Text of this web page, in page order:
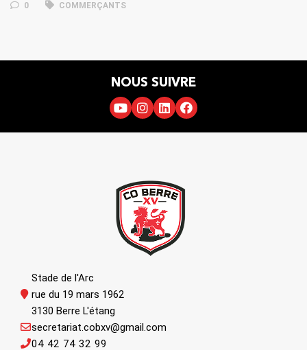
0 COMMERÇANTS
NOUS SUIVRE
Stade de l'Arc
rue du 19 mars 1962
3130 Berre L'étang
04 42 74 32 99
secretariat.cobxv@gmail.com